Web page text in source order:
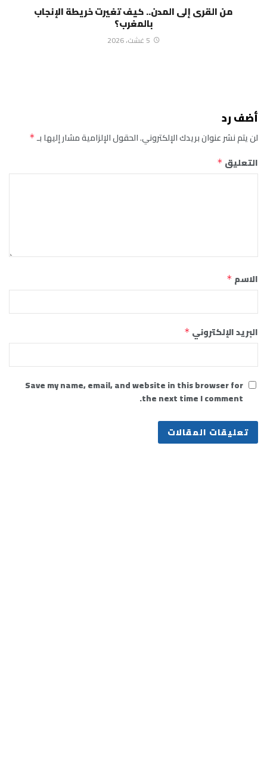
من القرى إلى المدن.. كيف تغيرت خريطة الإنجاب
بالمغرب؟
5 غشت، 2026
أضف رد
لن يتم نشر عنوان بريدك الإلكتروني.الحقول الإلزامية مشار إليها بـ*
التعليق *
الاسم *
البريد الإلكتروني *
Save my name, email, and website in this browser for
the next time I comment.